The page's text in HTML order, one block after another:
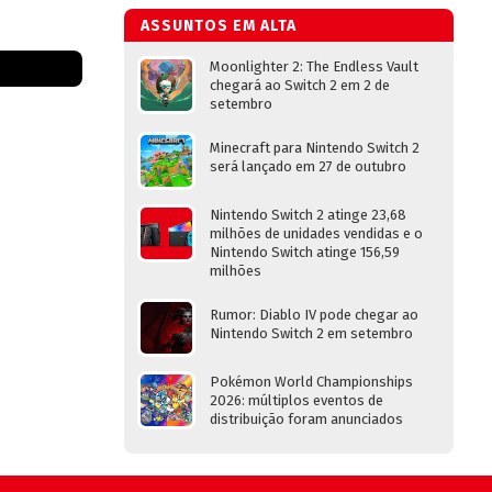
ASSUNTOS EM ALTA
Moonlighter 2: The Endless Vault
chegará ao Switch 2 em 2 de
setembro
Minecraft para Nintendo Switch 2
será lançado em 27 de outubro
Nintendo Switch 2 atinge 23,68
milhões de unidades vendidas e o
Nintendo Switch atinge 156,59
milhões
Rumor: Diablo IV pode chegar ao
Nintendo Switch 2 em setembro
Pokémon World Championships
2026: múltiplos eventos de
distribuição foram anunciados